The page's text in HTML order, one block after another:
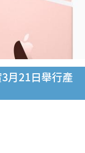
月21日舉行產